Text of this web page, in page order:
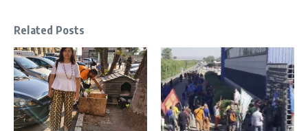
Related Posts